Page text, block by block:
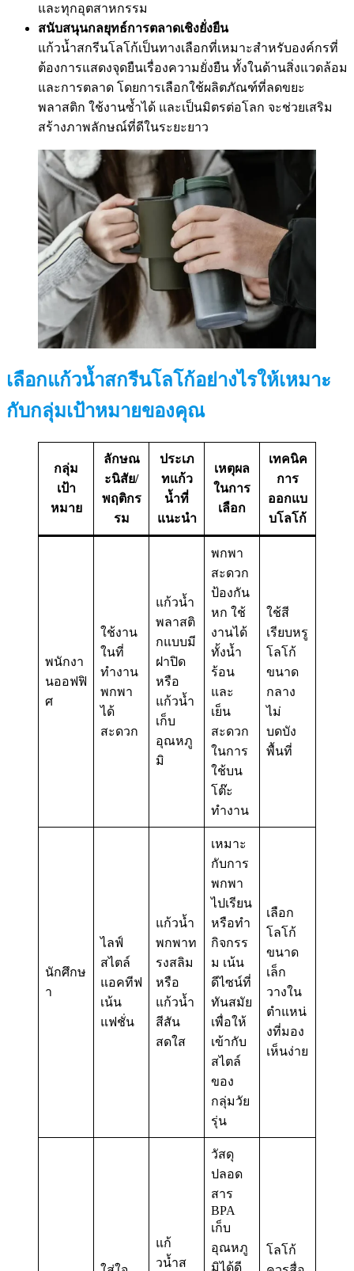
และทุกอุตสาหกรรม
สนับสนุนกลยุทธ์การตลาดเชิงยั่งยืน
แก้วน้ำสกรีนโลโก้เป็นทางเลือกที่เหมาะสำหรับองค์กรที่
ต้องการแสดงจุดยืนเรื่องความยั่งยืน ทั้งในด้านสิ่งแวดล้อม
และการตลาด โดยการเลือกใช้ผลิตภัณฑ์ที่ลดขยะ
พลาสติก ใช้งานซ้ำได้ และเป็นมิตรต่อโลก จะช่วยเสริม
สร้างภาพลักษณ์ที่ดีในระยะยาว
เลือกแก้วน้ำสกรีนโลโก้อย่างไรให้เหมาะ
กับกลุ่มเป้าหมายของคุณ
กลุ่ม
เป้า
หมาย
ลักษณ
ะนิสัย/
พฤติกร
รม
ประเภ
ทแก้ว
น้ำที่
แนะนำ
เหตุผล
ในการ
เลือก
เทคนิค
การ
ออกแบ
บโลโก้
พนักงา
นออฟฟิ
ศ
ใช้งาน
ในที่
ทำงาน
พกพา
ได้
สะดวก
แก้วน้ำ
พลาสติ
กแบบมี
ฝาปิด
หรือ
แก้วน้ำ
เก็บ
อุณหภู
มิ
พกพา
สะดวก
ป้องกัน
หก ใช้
งานได้
ทั้งน้ำ
ร้อน
และ
เย็น
สะดวก
ในการ
ใช้บน
โต๊ะ
ทำงาน
ใช้สี
เรียบหรู
โลโก้
ขนาด
กลาง
ไม่
บดบัง
พื้นที่
นักศึกษ
า
ไลฟ์
สไตล์
แอคทีฟ
เน้น
แฟชั่น
แก้วน้ำ
พกพาท
รงสลิม
หรือ
แก้วน้ำ
สีสัน
สดใส
เหมาะ
กับการ
พกพา
ไปเรียน
หรือทำ
กิจกรร
ม เน้น
ดีไซน์ที่
ทันสมัย
เพื่อให้
เข้ากับ
สไตล์
ของ
กลุ่มวัย
รุ่น
เลือก
โลโก้
ขนาด
เล็ก
วางใน
ตำแหน่
งที่มอง
เห็นง่าย
แก้
วน้ำส
วัสดุ
ปลอด
สาร
BPA
เก็บ
อุณหภู
มิได้ดี
โลโก้